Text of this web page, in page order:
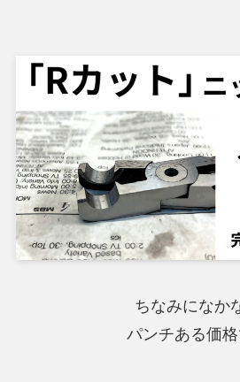
ちなみになか
パンチある価